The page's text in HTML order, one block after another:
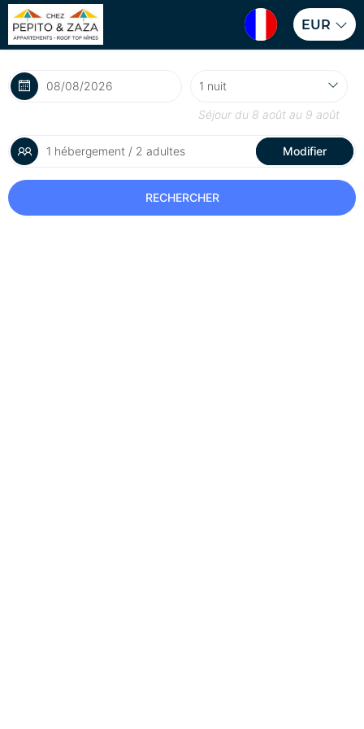
EUR
Séjour du 8 août au 9 août
1 hébergement / 2 adultes Modifier